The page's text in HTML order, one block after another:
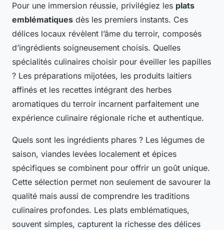
Pour une immersion réussie, privilégiez les plats
emblématiques dès les premiers instants. Ces
délices locaux révèlent l’âme du terroir, composés
d’ingrédients soigneusement choisis. Quelles
spécialités culinaires choisir pour éveiller les papilles
? Les préparations mijotées, les produits laitiers
affinés et les recettes intégrant des herbes
aromatiques du terroir incarnent parfaitement une
expérience culinaire régionale riche et authentique.
Quels sont les ingrédients phares ? Les légumes de
saison, viandes levées localement et épices
spécifiques se combinent pour offrir un goût unique.
Cette sélection permet non seulement de savourer la
qualité mais aussi de comprendre les traditions
culinaires profondes. Les plats emblématiques,
souvent simples, capturent la richesse des délices